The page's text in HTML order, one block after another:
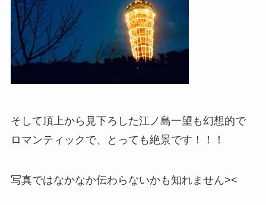
そして頂上から見下ろした江ノ島一望も幻想的で
ロマンティックで、とっても絶景です！！！
写真ではなかなか伝わらないかも知れません><